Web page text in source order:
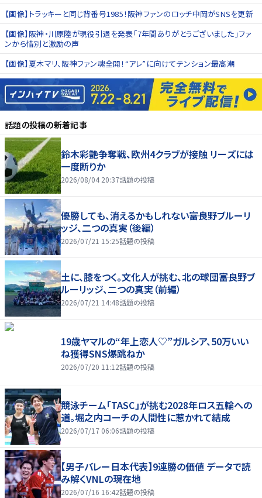
【画像】トラッキーと同じ背番号1985！阪神ファンのロッチ中岡がSNSを更新
【画像】阪神・川原陸が現役引退を発表「7年間ありがとうございました」ファ
ンから惜別と激励の声
【画像】夏木マリ、阪神ファン魂全開！“アレ”に向けてテンション最高潮
話題の投稿の新着記事
鈴木彩艶争奪戦、欧州4クラブが接触 リーズには
一度断りか
2026/08/04 20:37話題の投稿
優勝しても、消えるかもしれない――富良野ブルーリ
ッジ、二つの真実（後編）
2026/07/21 15:25話題の投稿
土に、膝をつく。文化人が挑む、北の球団――富良野ブ
ルーリッジ、二つの真実（前編）
2026/07/21 14:48話題の投稿
19歳ヤマルの“年上恋人♡”ガルシア、50万いい
ね獲得SNS爆跳ねか
2026/07/20 11:12話題の投稿
競泳チーム「TASC」が挑む2028年ロス五輪への
道。堀之内コーチの人間性に惹かれて結成
2026/07/17 06:06話題の投稿
【男子バレー日本代表】9連勝の価値 データで読
み解くVNLの現在地
2026/07/16 16:42話題の投稿